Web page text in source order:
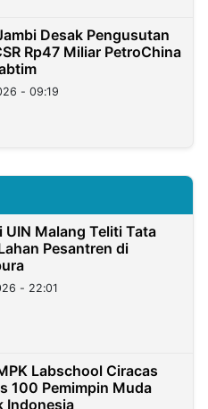
Desak Pengusutan
Rp47 Miliar PetroChina
- 09:19
UIN Malang Teliti Tata
Pesantren di
- 22:01
Labschool Ciracas
100 Pemimpin Muda
Indonesia